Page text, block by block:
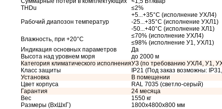
THDu
≤2%
Рабочий диапозон температур
+5...+35°С (исполнение УХЛ4)
-25...+35°С (исполнение УХЛ1)
-50...+40°С (исполнение ХЛ1)
Влажность, при +20°С
≤70% (исполнение УХЛ4)
≤98% (исполнение У1, УХЛ1)
Индикация основных параметров
Да
Высота над уровнем моря
до 2000 м
Категория климатического исполненияУЗ (по требованию УХЛ4, У1,
Класс защиты
IP21 (Под заказ возможны:
Установка
В помещении
Цвет корпуса
RAL 7035 (светло-серый)
Гарантия
24 месяца
Вес
1550 кг
Размеры (ВхШхГ)
1800х4800х800 мм